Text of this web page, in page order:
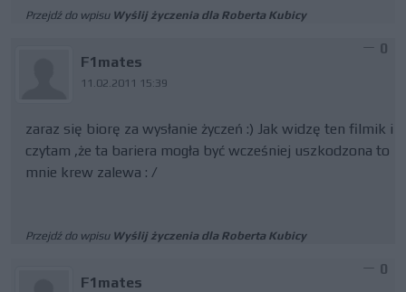
Przejdź do wpisu Wyślij życzenia dla Roberta Kubicy
F1mates
11.02.2011 15:39
0
zaraz się biorę za wysłanie życzeń :) Jak widzę ten filmik i
czytam ,że ta bariera mogła być wcześniej uszkodzona to
mnie krew zalewa : /
Przejdź do wpisu Wyślij życzenia dla Roberta Kubicy
F1mates
0